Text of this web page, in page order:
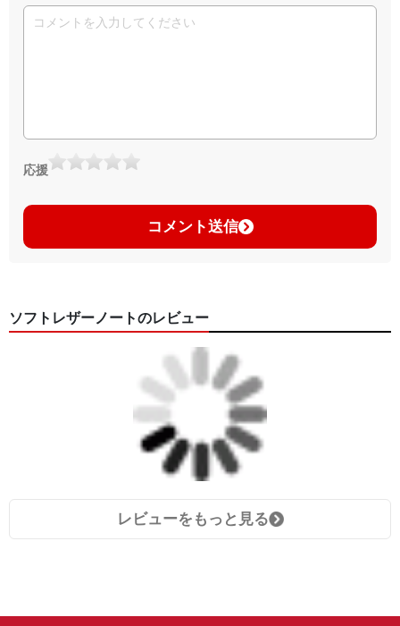
応援
コメント送信
ソフトレザーノートのレビュー
レビューをもっと見る